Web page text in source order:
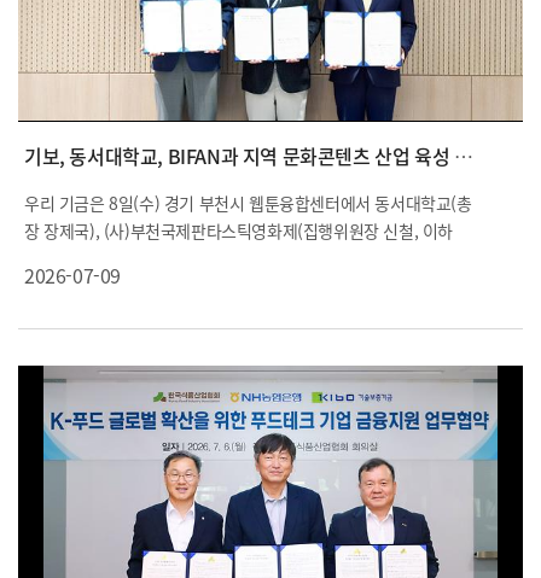
기보, 동서대학교, BIFAN과 지역 문화콘텐츠 산업 육성 위해 맞손
우리 기금은 8일(수) 경기 부천시 웹툰융합센터에서 동서대학교(총
장 장제국), (사)부천국제판타스틱영화제(집행위원장 신철, 이하
구축을 위한 업무협약」을 체결했습니다.
2026-07-09